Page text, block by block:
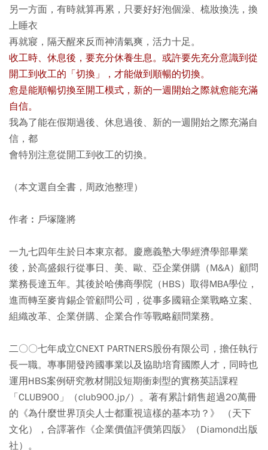
另一方面，有時就算再累，只要好好泡個澡、梳妝換洗，換
上睡衣
再就寢，隔天醒來反而神清氣爽，活力十足。
收工時、休息後，要充分休養生息。或許要先充分意識到從
開工到收工的「切換」，才能做到順暢的切換。
愈是能順暢切換至開工模式，新的一週開始之際就愈能充滿
自信。
我為了能在假期過後、休息過後、新的一週開始之際充滿自
信，都
會特別注意從開工到收工的切換。
（本文選自全書，周政池整理）
作者︰戶塚隆將
一九七四年生於日本東京都。慶應義塾大學經濟學部畢業
後，於高盛銀行從事日、美、歐、亞企業併購（M&A）顧問
業務長達五年。其後於哈佛商學院（HBS）取得MBA學位，
進而轉至麥肯錫企管顧問公司，從事多國籍企業戰略立案、
組織改革、企業併購、企業合作等戰略顧問業務。
二〇〇七年成立CNEXT PARTNERS股份有限公司，擔任執行
長一職。專事開發跨國事業以及協助培育國際人才，同時也
運用HBS案例研究教材開設短期衝刺型的實務英語課程
「CLUB900」（club900.jp/）。著有累計銷售超過20萬冊
的《為什麼世界頂尖人士都重視這樣的基本功？》 （天下
文化），合譯著作《企業價值評價第四版》（Diamond出版
社）。